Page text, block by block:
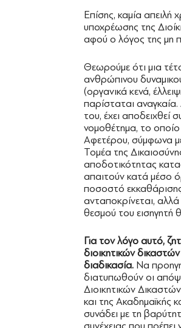
Επίσης, καμία απειλή
υποχρέωσης της
αφού ο λόγος της μη
Θεωρούμε ότι μια
ανθρώπινου
(οργανικά κενά,
παρίσταται
του, έχει αποδειχθεί
νομοθέτημα, το οποίο
Αφετέρου, σύμφωνα
Τομέα της
αποδοτικότητας
απαιτούν κατά μέσο
ποσοστό
ανταποκρίνεται, αλλά
θεσμού του εισηγητή
Για τον λόγο αυτό,
διοικητικών
διαδικασία. Να
διατυπωθούν οι
Διοικητικών
και της Ακαδημαϊκής
συνάδει με τη